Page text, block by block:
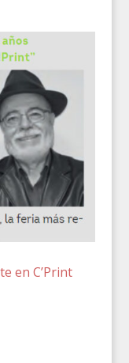
en C’Print